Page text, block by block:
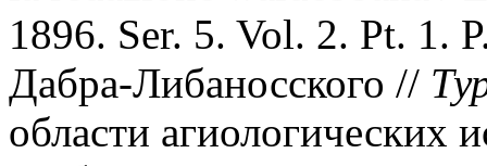
1896. Ser. 5. Vol. 2. Pt. 1.
Дабра-Либаносского //
области агиологических